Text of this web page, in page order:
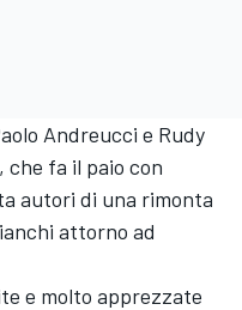
Andreucci e Rudy
che fa il paio con
autori di una rimonta
attorno ad
e molto apprezzate